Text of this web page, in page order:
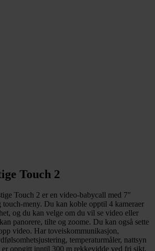
Touch 2
Touch 2 er en video-babycall med 7"
meny. Du kan koble opptil 4 kameraer
og du kan velge om du vil se video eller
panorere, tilte og zoome. Du kan også sette
video. Har toveiskommunikasjon,
temperaturmåler, nattsyn
er oppgitt inntil 300 m rekkevidde ved fri sikt,